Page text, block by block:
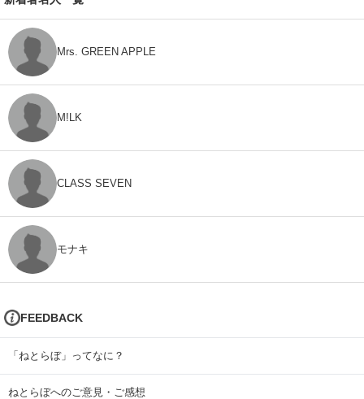
Mrs. GREEN APPLE
M!LK
CLASS SEVEN
モナキ
FEEDBACK
「ねとらぼ」ってなに？
ねとらぼへのご意見・ご感想